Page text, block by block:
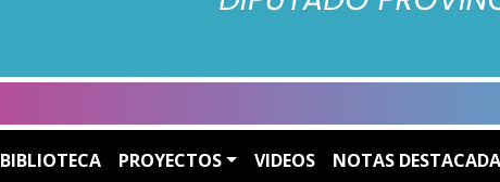
BIBLIOTECA PROYECTOS VIDEOS NOTAS